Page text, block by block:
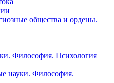
общества и ордены.
Философия. Психология
науки. Философия.